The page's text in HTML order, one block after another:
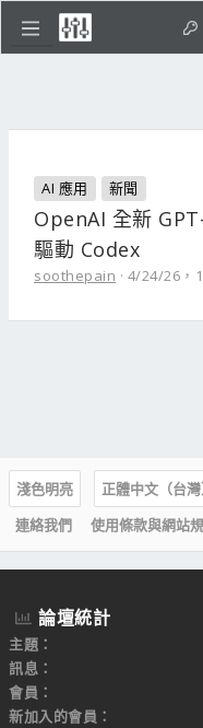
AI 應用 新聞
OpenAI 全新
驅動 Codex
soothepain 4/24/26，
淺色明亮
正體中文（台灣
連絡我們
使用條款與網站
論壇統計
主題
訊息
會員
新加入的會員